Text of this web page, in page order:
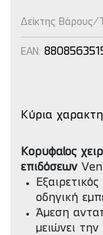
Δείκτης Βάρους/
EAN:
Κύρια
Κορυφαίος
επιδόσεων
οδηγική
Άμεση
μειώνει